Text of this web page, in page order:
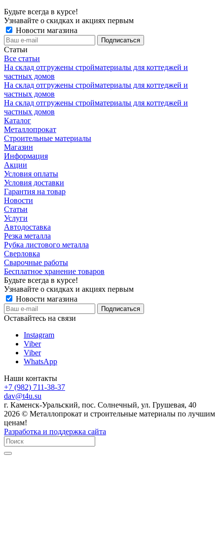
Будьте всегда в курсе!
Узнавайте о скидках и акциях первым
Новости магазина
Статьи
Все статьи
На склад отгружены стройматериалы для коттеджей и
частных домов
На склад отгружены стройматериалы для коттеджей и
частных домов
На склад отгружены стройматериалы для коттеджей и
частных домов
Каталог
Металлопрокат
Строительные материалы
Магазин
Информация
Акции
Условия оплаты
Условия доставки
Гарантия на товар
Новости
Статьи
Услуги
Автодоставка
Резка металла
Рубка листового металла
Сверловка
Сварочные работы
Бесплатное хранение товаров
Будьте всегда в курсе!
Узнавайте о скидках и акциях первым
Новости магазина
Оставайтесь на связи
Instagram
Viber
Viber
WhatsApp
Наши контакты
+7 (982) 711-38-37
dav@t4u.su
г. Каменск-Уральский, пос. Солнечный, ул. Грушевая, 40
2026 © Металлопрокат и строительные материалы по лучшим
ценам!
Разработка и поддержка сайта